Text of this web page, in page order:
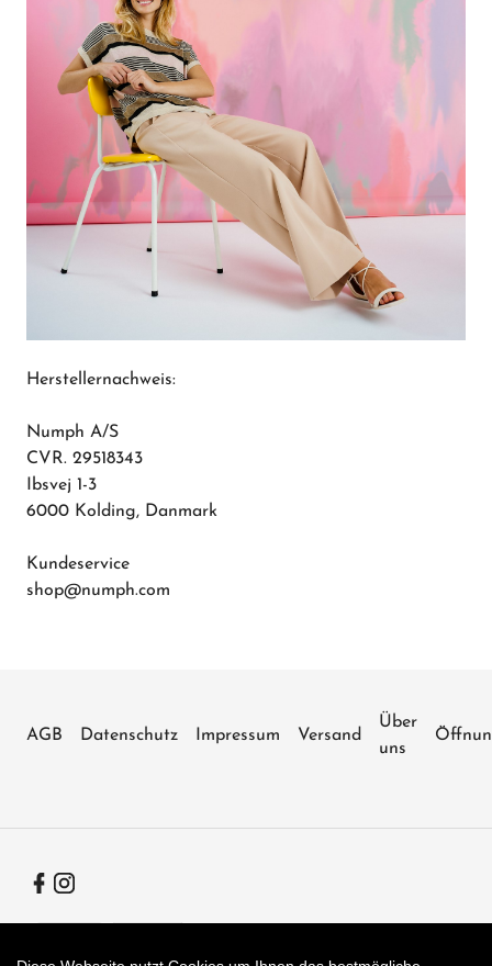
Herstellernachweis:
Numph A/S
CVR. 29518343
Ibsvej 1-3
6000 Kolding, Danmark
Kundeservice
shop@numph.com
AGB Datenschutz Impressum Versand
Über
uns
Facebook